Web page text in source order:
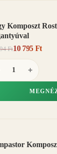
Komposzt
Ft10 795 Ft
+